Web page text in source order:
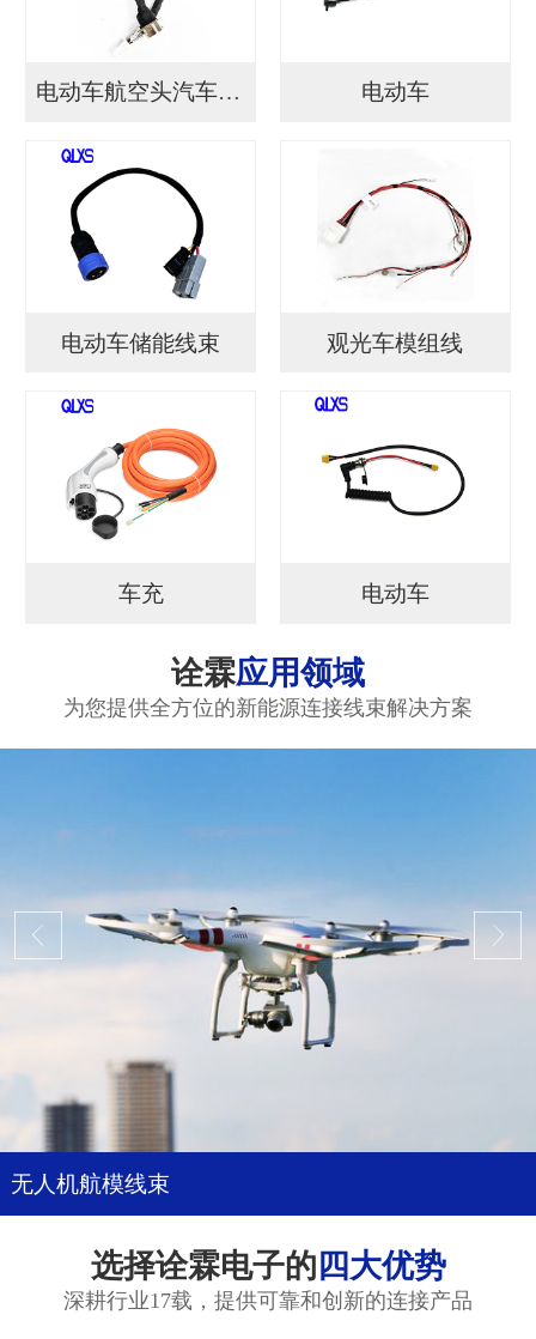
电动车航空头汽车连接... 电动车
电动车储能线束 观光车模组线
车充 电动车
诠霖应用领域
为您提供全方位的新能源连接线束解决方案
无人机航模线束
选择诠霖电子的 四大优势
深耕行业17载，提供可靠和创新的连接产品